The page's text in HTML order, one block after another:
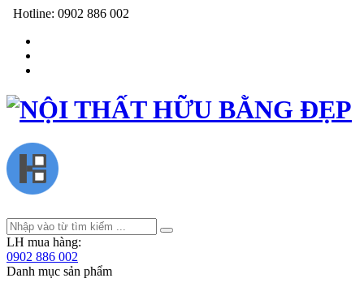
Hotline: 0902 886 002
LH mua hàng:
0902 886 002
Danh mục sản phẩm